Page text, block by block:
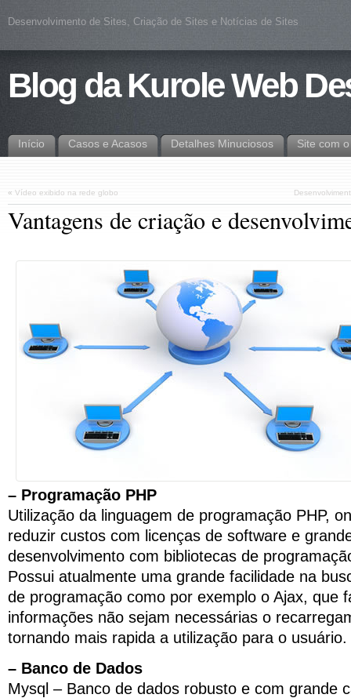
Desenvolvimento de Sites, Criação de Sites e Notícias de Sites
Blog da Kurole Web
Início Casos e Acasos Detalhes Minuciosos Site com
« Vídeo exibido na rede globo
Vantagens de criação e
– Programação PHP
Utilização da linguagem de programação PHP,
reduzir custos com licenças de software e
desenvolvimento com bibliotecas de
Possui atualmente uma grande facilidade na
de programação como por exemplo o Ajax, que
informações não sejam necessárias o
tornando mais rapida a utilização para o usuário.
– Banco de Dados
Mysql – Banco de dados robusto e com grande